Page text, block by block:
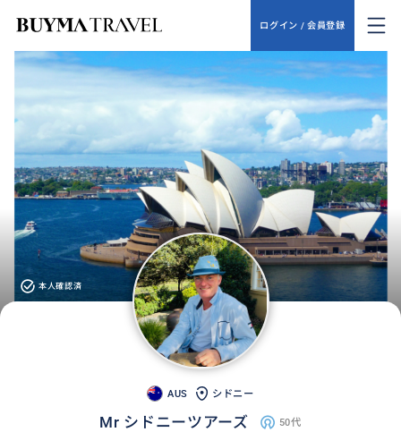
ログイン / 会員登録
本人確認済
AUS シドニー
Mr シドニーツアーズ 50代